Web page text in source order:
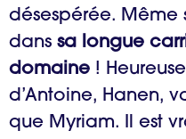
désespérée. Même
dans sa longue
domaine !
d’Antoine, Hanen,
que Myriam. Il est